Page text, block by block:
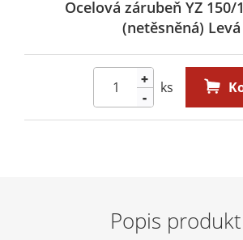
Ocelová zárubeň YZ 150/
(netěsněná) Levá
-
+ ks
Popis